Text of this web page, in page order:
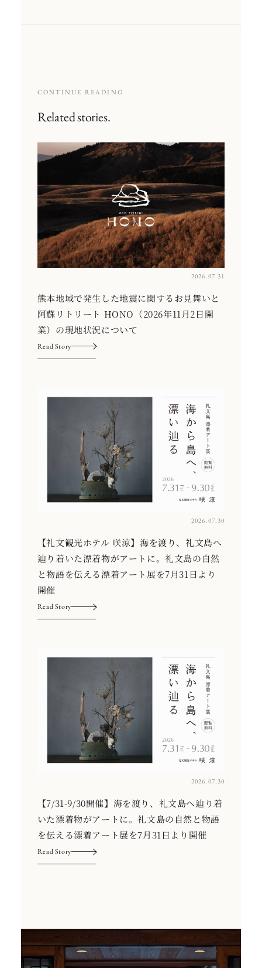
CONTINUE READING
Related stories.
2026.07.31
熊本地域で発生した地震に関するお見舞いと
阿蘇リトリート HONO（2026年11月2日開
業）の現地状況について
Read Story
2026.07.30
【礼文観光ホテル 咲涼】海を渡り、礼文島へ
辿り着いた漂着物がアートに。礼文島の自然
と物語を伝える漂着アート展を7月31日より
開催
Read Story
2026.07.30
【7/31-9/30開催】海を渡り、礼文島へ辿り着
いた漂着物がアートに。礼文島の自然と物語
を伝える漂着アート展を7月31日より開催
Read Story